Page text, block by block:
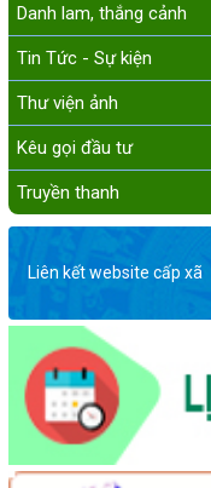
Danh lam, thắng cảnh
Tin Tức - Sự kiện
Thư viện ảnh
Kêu gọi đầu tư
Truyền thanh